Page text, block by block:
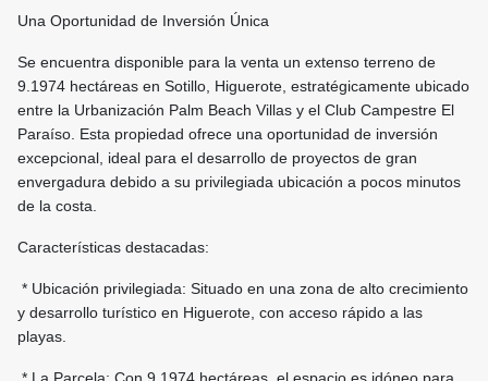
Una Oportunidad de Inversión Única
Se encuentra disponible para la venta un extenso terreno de
9.1974 hectáreas en Sotillo, Higuerote, estratégicamente ubicado
entre la Urbanización Palm Beach Villas y el Club Campestre El
Paraíso. Esta propiedad ofrece una oportunidad de inversión
excepcional, ideal para el desarrollo de proyectos de gran
envergadura debido a su privilegiada ubicación a pocos minutos
de la costa.
Características destacadas:
* Ubicación privilegiada: Situado en una zona de alto crecimiento
y desarrollo turístico en Higuerote, con acceso rápido a las
playas.